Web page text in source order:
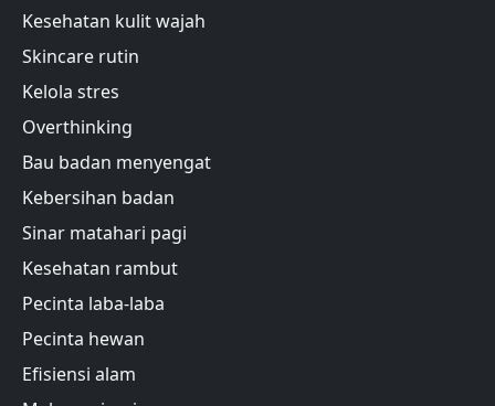
Kesehatan kulit wajah
Skincare rutin
Kelola stres
Overthinking
Bau badan menyengat
Kebersihan badan
Sinar matahari pagi
Kesehatan rambut
Pecinta laba-laba
Pecinta hewan
Efisiensi alam